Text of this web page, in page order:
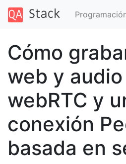
Cómo
web y
webRTC y
conexión
basada en